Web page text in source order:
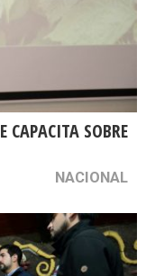
CAPACITA SOBRE
NACIONAL